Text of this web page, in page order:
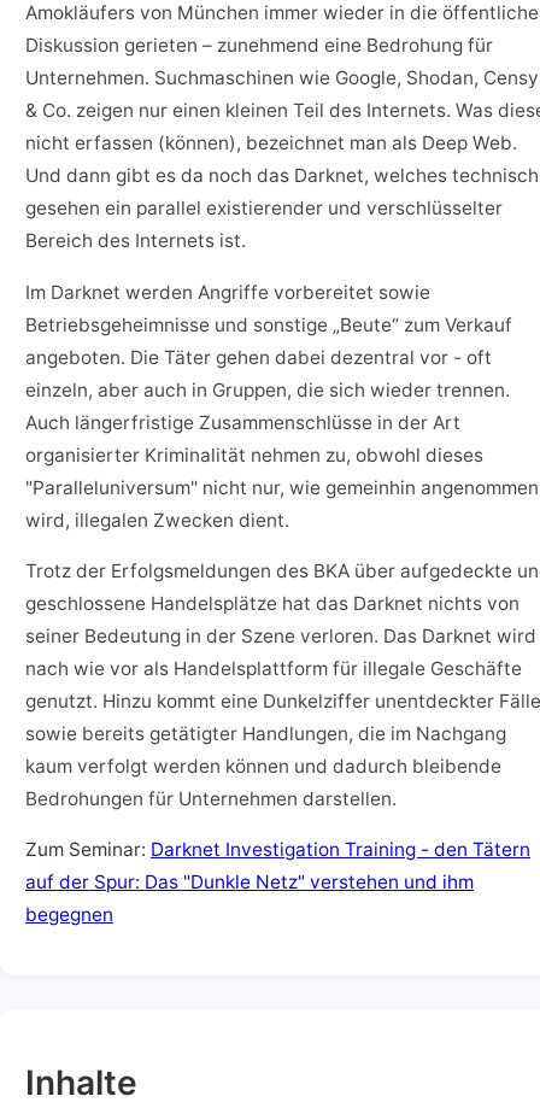
Amokläufers von München immer wieder in die öffentliche
Diskussion gerieten – zunehmend eine Bedrohung für
Unternehmen. Suchmaschinen wie Google, Shodan,
& Co. zeigen nur einen kleinen Teil des Internets. Was
nicht erfassen (können), bezeichnet man als Deep Web.
Und dann gibt es da noch das Darknet, welches technisch
gesehen ein parallel existierender und verschlüsselter
Bereich des Internets ist.
Im Darknet werden Angriffe vorbereitet sowie
Betriebsgeheimnisse und sonstige „Beute“ zum Verkauf
angeboten. Die Täter gehen dabei dezentral vor - oft
einzeln, aber auch in Gruppen, die sich wieder trennen.
Auch längerfristige Zusammenschlüsse in der Art
organisierter Kriminalität nehmen zu, obwohl dieses
"Paralleluniversum" nicht nur, wie gemeinhin angenommen
wird, illegalen Zwecken dient.
Trotz der Erfolgsmeldungen des BKA über aufgedeckte
geschlossene Handelsplätze hat das Darknet nichts von
seiner Bedeutung in der Szene verloren. Das Darknet wird
nach wie vor als Handelsplattform für illegale Geschäfte
genutzt. Hinzu kommt eine Dunkelziffer unentdeckter Fälle
sowie bereits getätigter Handlungen, die im Nachgang
kaum verfolgt werden können und dadurch bleibende
Bedrohungen für Unternehmen darstellen.
Zum Seminar: Darknet Investigation Training - den Tätern
auf der Spur: Das "Dunkle Netz" verstehen und ihm
begegnen
Inhalte